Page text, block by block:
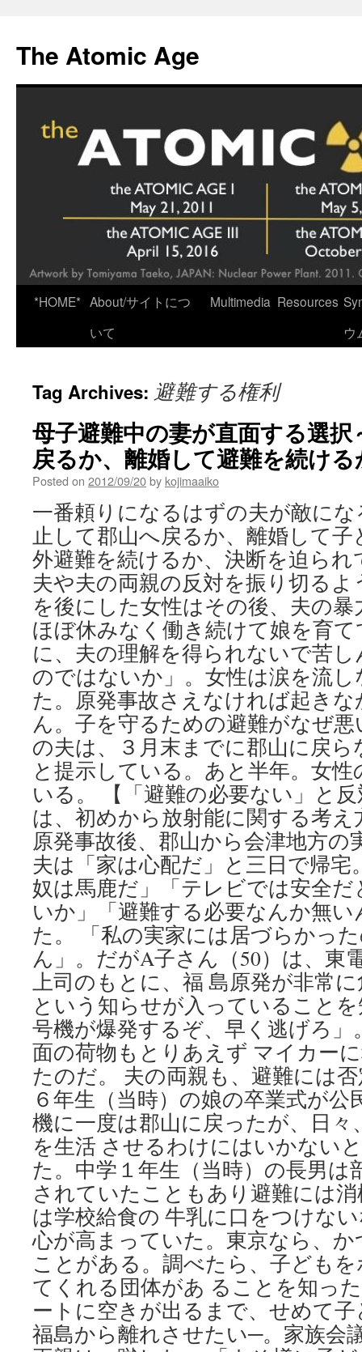
content
The Atomic Age
*HOME* About/サイトにつ
いて
Multimedia Resources
ウ
Tag Archives: 避難する権利
母子避難中の妻が直面する選
戻るか、離婚して避難を続け
Posted on 2012/09/20by kojimaaiko
一番頼りになるはずの夫が敵に
止して郡山へ戻るか、離婚して
外避難を続けるか、決断を迫ら
夫や夫の両親の反対を振り切る
を後にした女性はその後、夫の
ほぼ休みなく働き続けて娘を育
に、夫の理解を得られないで苦
のではないか」。女性は涙を流
た。原発事故さえなければ起き
ん。子を守るための避難がなぜ
の夫は、３月末までに郡山に戻
と提示している。あと半年。女
いる。 【「避難の必要ない」と
は、初めから放射能に関する考
原発事故後、郡山から会津地方の
夫は「家は心配だ」と三日で帰
奴は馬鹿だ」「テレビでは安全
いか」「避難する必要なんか無
た。 「私の実家には居づらかっ
ん」。だがA子さん（50）は、東
上司のもとに、福 島原発が非常
という知らせが入っていること
号機が爆発するぞ、早く逃げろ
面の荷物もとりあえず マイカー
たのだ。 夫の両親も、避難には
６年生（当時）の娘の卒業式が
機に一度は郡山に戻ったが、日
を生活 させるわけにはいかない
た。中学１年生（当時）の長男は
されていたこともあり避難には
は学校給食の 牛乳に口をつけな
心が高まっていた。東京なら、
ことがある。調べたら、子ども
てくれる団体があ ることを知っ
ートに空きが出るまで、せめて
福島から離れさせたい─。家族会